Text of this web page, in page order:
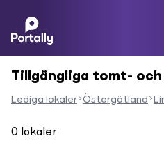
Tillgängliga tomt-
Lediga lokaler Östergötland
0 lokaler